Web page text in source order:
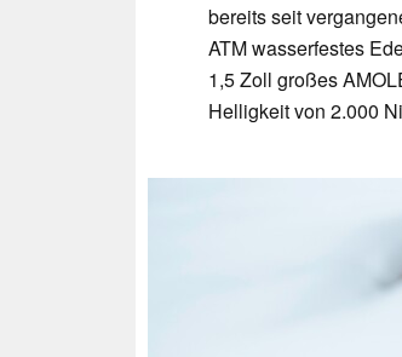
bereits seit
ATM wasserfestes
1,5 Zoll großes
Helligkeit von 2.000